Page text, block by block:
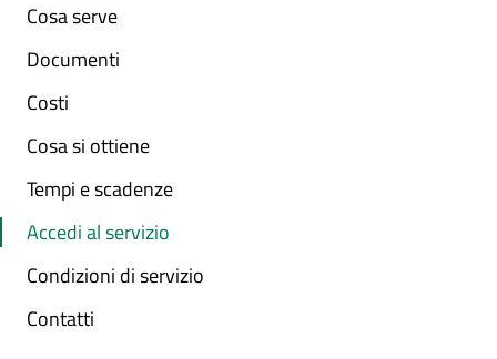
Cosa serve
Documenti
Costi
Cosa si ottiene
Tempi e scadenze
Accedi al servizio
Condizioni di servizio
Contatti